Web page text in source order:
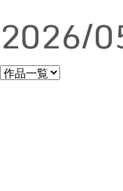
2026/